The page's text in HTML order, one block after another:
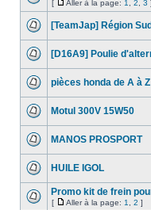
[ Aller à la page: 1 2 3 ]
[TeamJap] Région
[D16A9] Poulie
pièces honda de A à Z
Motul 300V 15W50
MANOS PROSPORT
HUILE IGOL
Promo kit de frein
[ Aller à la page: 1 2 ]